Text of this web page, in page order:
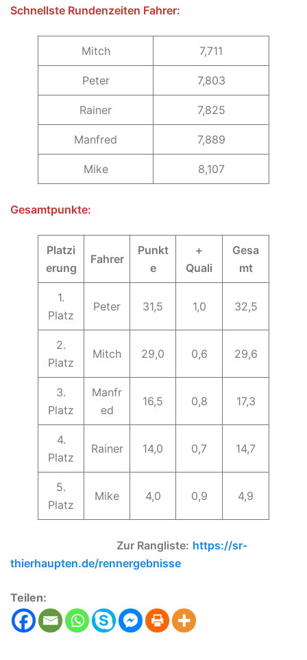
Schnellste Rundenzeiten Fahrer:
Mitch 7,711
Peter 7,803
Rainer 7,825
Manfred 7,889
Mike 8,107
Gesamtpunkte:
Platzi
erung
Fahrer
Punkt
e
+
Quali
Gesa
mt
1.
Platz
Peter 31,5 1,0 32,5
2.
Platz
Mitch 29,0 0,6 29,6
3.
Platz
Manfr
ed
16,5 0,8 17,3
4.
Platz
Rainer 14,0 0,7 14,7
5.
Platz
Mike 4,0 0,9 4,9
Zur Rangliste: https://sr-
thierhaupten.de/rennergebnisse
Teilen: